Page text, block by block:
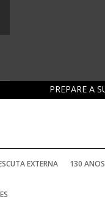
PREPARE A
EXTERNA 130